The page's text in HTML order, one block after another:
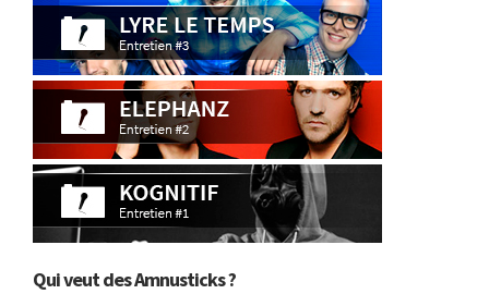
Qui veut des Amnusticks ?